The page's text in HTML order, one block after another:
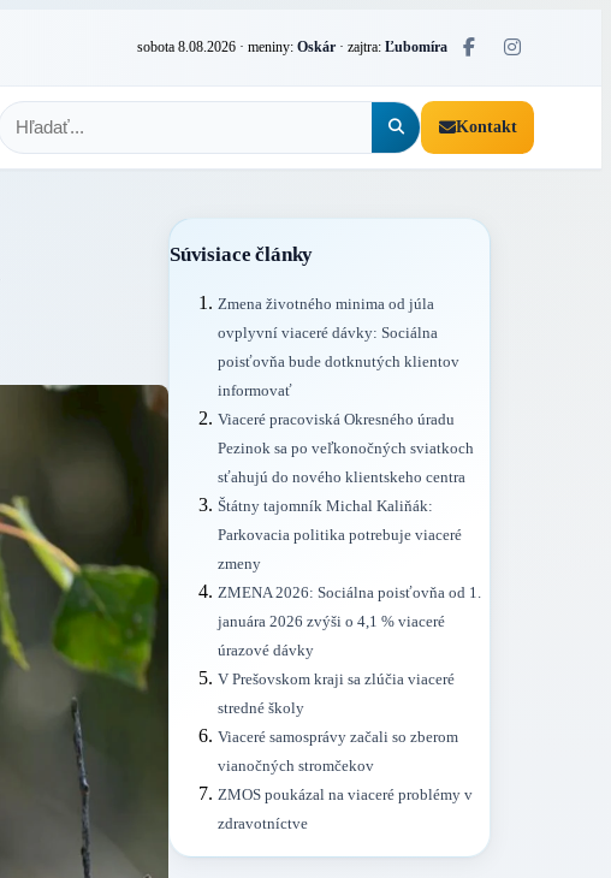
sobota 8.08.2026 · meniny: Oskár · zajtra: Ľubomíra
Kontakt
Súvisiace články
Zmena životného minima od júla
ovplyvní viaceré dávky: Sociálna
poisťovňa bude dotknutých klientov
informovať
Viaceré pracoviská Okresného úradu
Pezinok sa po veľkonočných sviatkoch
sťahujú do nového klientskeho centra
Štátny tajomník Michal Kaliňák:
Parkovacia politika potrebuje viaceré
zmeny
ZMENA 2026: Sociálna poisťovňa od 1.
januára 2026 zvýši o 4,1 % viaceré
úrazové dávky
V Prešovskom kraji sa zlúčia viaceré
stredné školy
Viaceré samosprávy začali so zberom
vianočných stromčekov
ZMOS poukázal na viaceré problémy v
zdravotníctve